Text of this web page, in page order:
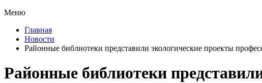
Меню
Главная
Новости
Районные библиотеки представили экологические проекты
Районные библиотеки